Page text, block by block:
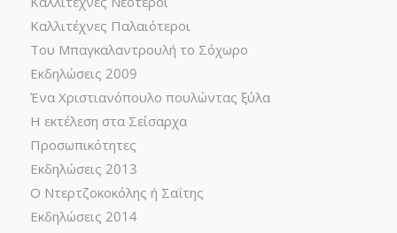
Καλλιτέχνες Παλαιότεροι
Του Μπαγκαλαντρουλή το Σόχωρο
Εκδηλώσεις 2009
Ένα Χριστιανόπουλο πουλώντας ξύλα
Η εκτέλεση στα Σείσαρχα
Προσωπικότητες
Εκδηλώσεις 2013
Ο Ντερτζοκοκόλης ή Σαΐτης
Εκδηλώσεις 2014